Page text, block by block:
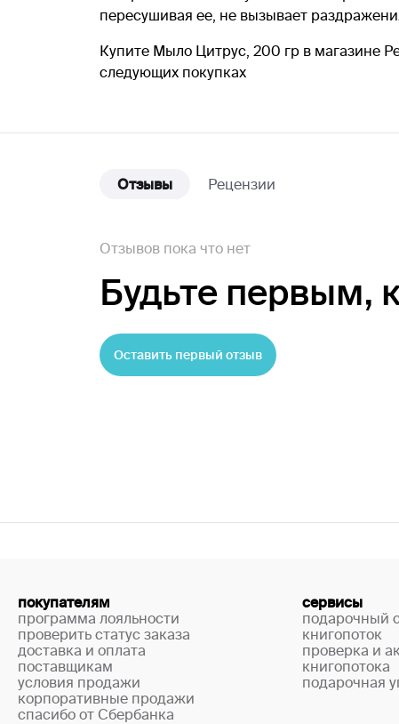
пересушивая ее, не вызывает
Купите Мыло Цитрус, 200 гр в магазине
следующих покупках
Отзывы Рецензии
Отзывов пока что нет
Будьте первым,
Оставить первый отзыв
покупателям
программа лояльности
проверить статус заказа
доставка и оплата
поставщикам
условия продажи
корпоративные продажи
спасибо от Сбербанка
сервисы
подарочный
книгопоток
проверка и
книгопотока
подарочная